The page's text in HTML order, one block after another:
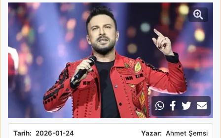
Tarih: 2026-01-24 Yazar: Ahmet Şemsi